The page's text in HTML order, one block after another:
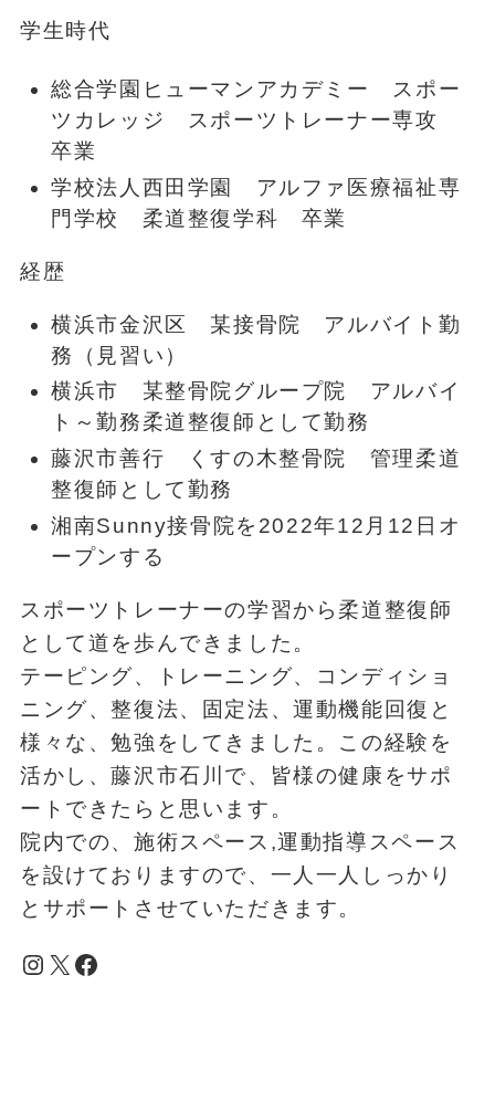
学生時代
総合学園ヒューマンアカデミー スポー
ツカレッジ スポーツトレーナー専攻
卒業
学校法人西田学園 アルファ医療福祉専
門学校 柔道整復学科 卒業
経歴
横浜市金沢区 某接骨院 アルバイト勤
務（見習い）
横浜市 某整骨院グループ院 アルバイ
ト～勤務柔道整復師として勤務
藤沢市善行 くすの木整骨院 管理柔道
整復師として勤務
湘南Sunny接骨院を2022年12月12日オ
ープンする
スポーツトレーナーの学習から柔道整復師
として道を歩んできました。
テーピング、トレーニング、コンディショ
ニング、整復法、固定法、運動機能回復と
様々な、勉強をしてきました。この経験を
活かし、藤沢市石川で、皆様の健康をサポ
ートできたらと思います。
院内での、施術スペース,運動指導スペース
を設けておりますので、一人一人しっかり
とサポートさせていただきます。
Instagram X Facebook